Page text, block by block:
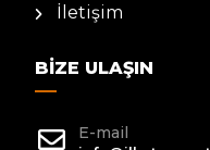
İletişim
BIZE ULAŞIN
E-mail